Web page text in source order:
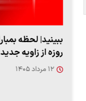
روزه از زاویه جدید
۱۲ مرداد ۱۴۰۵